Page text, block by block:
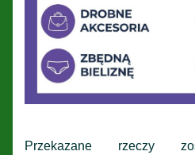
Przekazane rzeczy